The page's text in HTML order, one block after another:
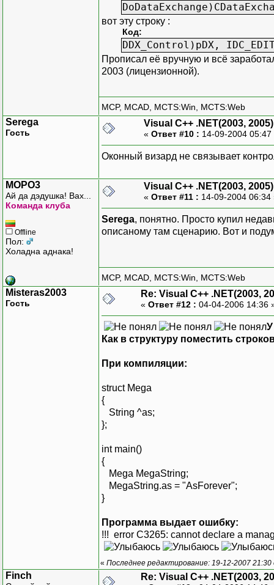
вот эту строку :
Код:
DDX_Control)pDX,
Прописал её вручную и всё
2003 (лицензионной).
MCP, MCAD, MCTS:Win, MCTS:Web
Serega
Гость
Visual C++ .NET(2003, 2005)
« Ответ #10 : 14-09-2004
Оконный визард не связывает
MOPO3
Ай да дэдушка! Вах...
Команда клуба
Offline
Пол:
Холадна аднака!
Visual C++ .NET(2003, 2005)
« Ответ #11 : 14-09-2004
Serega, понятно. Просто купил
описаному там сценарию. Вот и
MCP, MCAD, MCTS:Win, MCTS:Web
Misteras2003
Гость
Re: Visual C++ .NET(2003,
« Ответ #12 : 04-04-2006 14:36
Как в структуру поместить
При компиляции:
struct Mega
{
String ^as;
};
int main()
{
Mega MegaString;
MegaString.as = "AsForever";
}
Программа выдает ошибку:
!!! error C3265: cannot declare a
« Последнее редактирование: 19-12-2007
Finch Re: Visual C++ .NET(2003,